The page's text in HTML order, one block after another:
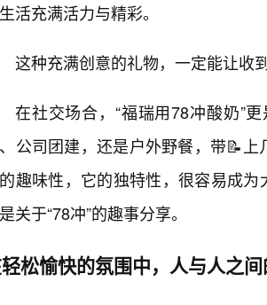
活充满活力与精彩。
这种充满创意的礼物，一定能让收
在社交场合，“福瑞用78冲酸奶”
公司团建，还是户外野餐，带📝上
趣味性，它的独特性，很容易成
关于“78冲”的趣事分享。
松愉快的氛围中，人与人之